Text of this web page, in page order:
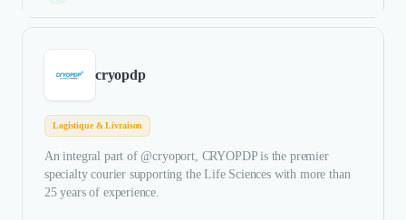
cryopdp
Logistique & Livraison
An integral part of @cryoport, CRYOPDP is the premier
specialty courier supporting the Life Sciences with more than
25 years of experience.